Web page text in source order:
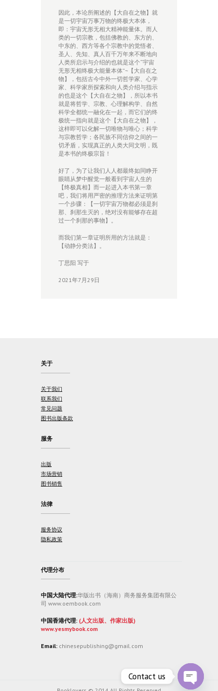
因此，本论所阐述的【大自在之物】就
是一切宇宙万事万物的终极大本体，
即：宇宙无形无相大精神能量体。而人
类的一切宗教，包括佛教的、东方的、
中东的、西方等各个宗教中的觉悟者、
圣人、先知、真人百千万年来不断地向
人类所启示与介绍的也就是这个“宇宙
无形无相终极大能量本体”~【大自在之
物】，包括古今中外一切哲学家、心学
家、科学家所探索和向人类介绍与指示
的也是这个【大自在之物】，所以本书
就是将哲学、宗教、心理解构学、自然
科学全都统一融化在一起，而它们的终
极统一指向就是这个【大自在之物】，
这样即可以化解一切唯物与唯心；科学
与宗教哲学；各民族不同信仰之间的一
切矛盾，实现真正的人类大同文明，既
是本书的终极宗旨！
好了，为了让我们人人都最终如同睁开
眼睛从梦中醒觉一般看到宇宙人生的
【终极真相】而一起进入本书第一章
吧，我们将用严密的推理方法来证明第
一个步骤：【一切宇宙万物都必须是刹
那、刹那生灭的，绝对没有能够存在超
过一个刹那的事物】。
而我们第一章证明所用的方法就是：
【动静分类法】。
丁思阳 写于
2021年7月29日
关于
关于我们
联系我们
常见问题
图书出版条款
服务
出版
市场营销
图书销售
法律
服务协议
隐私政策
代理分布
中国大陆代理:华版出书（海南）商务服务集团有限公
司 www.oembook.com
中国香港代理: (人文出版、作家出版)
www.yesmybook.com
Email: chinesepublishing@gmail.com
Contact us